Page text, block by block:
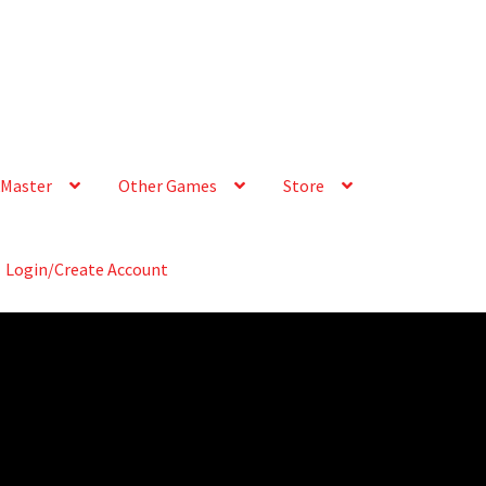
Other Games Store
Login/Create Account